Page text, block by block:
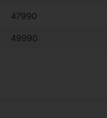
47990
49990